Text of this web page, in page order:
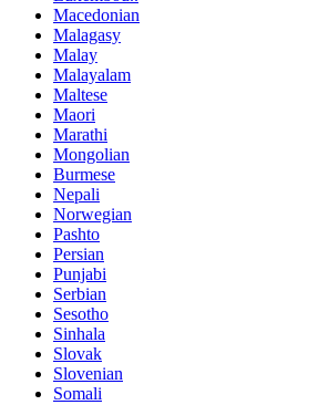
Macedonian
Malagasy
Malay
Malayalam
Maltese
Maori
Marathi
Mongolian
Burmese
Nepali
Norwegian
Pashto
Persian
Punjabi
Serbian
Sesotho
Sinhala
Slovak
Slovenian
Somali